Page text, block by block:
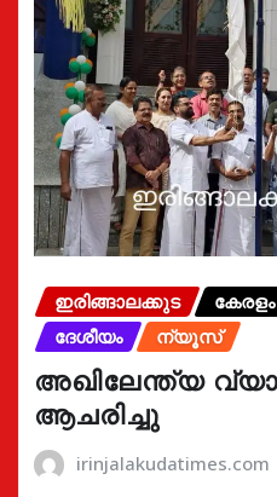
ഇരിങ്ങാലക്കുട കേരളം
ദേശീയം
ന്യൂസ്
അഖിലേന്ത്യ
ആചരിച്ചു
irinjalakudatimes.com